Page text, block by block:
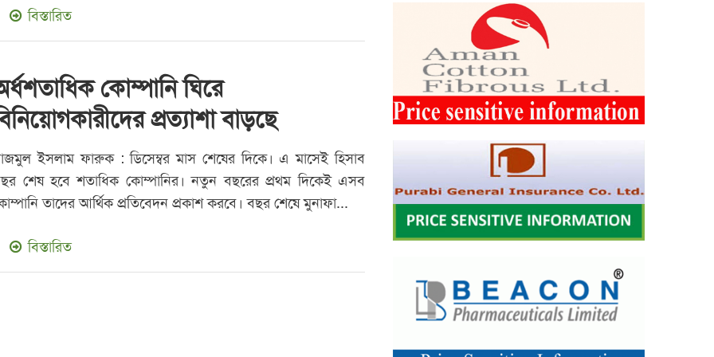
বিস্তারিত
কোম্পানি ঘিরে
প্রত্যাশা বাড়ছে
ইসলাম ফারুক : ডিসেম্বর মাস শেষের দিকে। এ মাসেই হিসাব
শেষ হবে শতাধিক কোম্পানির। নতুন বছরের প্রথম দিকেই এসব
তাদের আর্থিক প্রতিবেদন প্রকাশ করবে। বছর শেষে মুনাফা...
বিস্তারিত